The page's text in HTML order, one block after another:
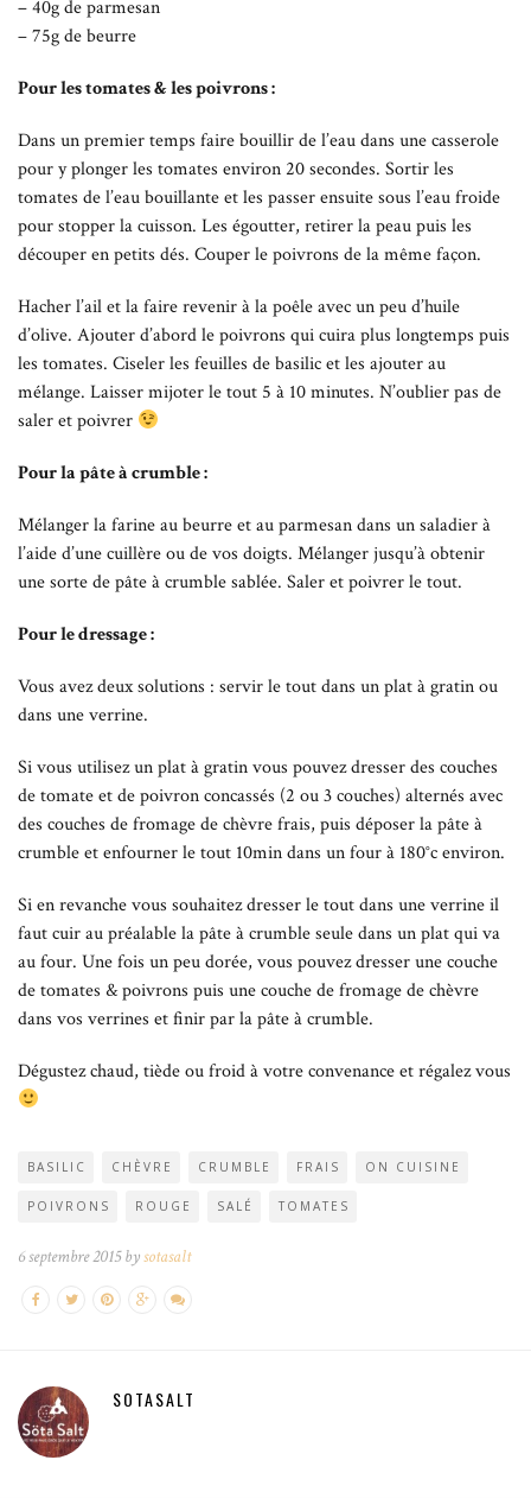
– 40g de parmesan
– 75g de beurre
Pour les tomates & les poivrons :
Dans un premier temps faire bouillir de l’eau dans une casserole
pour y plonger les tomates environ 20 secondes. Sortir les
tomates de l’eau bouillante et les passer ensuite sous l’eau froide
pour stopper la cuisson. Les égoutter, retirer la peau puis les
découper en petits dés. Couper le poivrons de la même façon.
Hacher l’ail et la faire revenir à la poêle avec un peu d’huile
d’olive. Ajouter d’abord le poivrons qui cuira plus longtemps puis
les tomates. Ciseler les feuilles de basilic et les ajouter au
mélange. Laisser mijoter le tout 5 à 10 minutes. N’oublier pas de
saler et poivrer
Pour la pâte à crumble :
Mélanger la farine au beurre et au parmesan dans un saladier à
l’aide d’une cuillère ou de vos doigts. Mélanger jusqu’à obtenir
une sorte de pâte à crumble sablée. Saler et poivrer le tout.
Pour le dressage :
Vous avez deux solutions : servir le tout dans un plat à gratin ou
dans une verrine.
Si vous utilisez un plat à gratin vous pouvez dresser des couches
de tomate et de poivron concassés (2 ou 3 couches) alternés avec
des couches de fromage de chèvre frais, puis déposer la pâte à
crumble et enfourner le tout 10min dans un four à 180°c environ.
Si en revanche vous souhaitez dresser le tout dans une verrine il
faut cuir au préalable la pâte à crumble seule dans un plat qui va
au four. Une fois un peu dorée, vous pouvez dresser une couche
de tomates & poivrons puis une couche de fromage de chèvre
dans vos verrines et finir par la pâte à crumble.
Dégustez chaud, tiède ou froid à votre convenance et régalez vous
BASILIC CHÈVRE CRUMBLE FRAIS ON CUISINE
POIVRONS ROUGE SALÉ TOMATES
6 septembre 2015 bysotasalt
SOTASALT